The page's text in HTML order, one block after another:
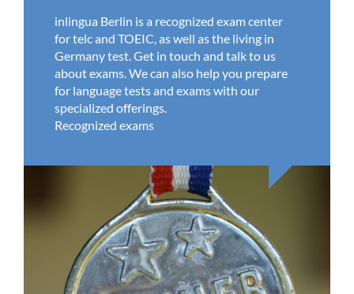
inlingua Berlin is a recognized exam center
for telc and TOEIC, as well as the living in
Germany test. Get in touch and talk to us
about exams. We can also help you prepare
for language tests and exams with our
specialized offerings.
Recognized exams